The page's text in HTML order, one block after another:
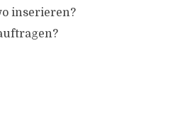
inserieren?